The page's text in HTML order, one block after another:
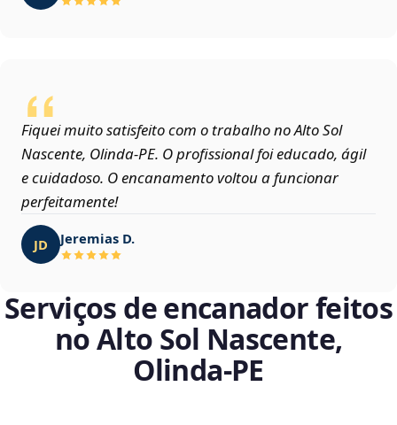
Fiquei muito satisfeito com o trabalho no Alto Sol
Nascente, Olinda‑PE. O profissional foi educado, ágil
e cuidadoso. O encanamento voltou a funcionar
perfeitamente!
JD Jeremias D.
Serviços de encanador feitos
no Alto Sol Nascente,
Olinda‑PE